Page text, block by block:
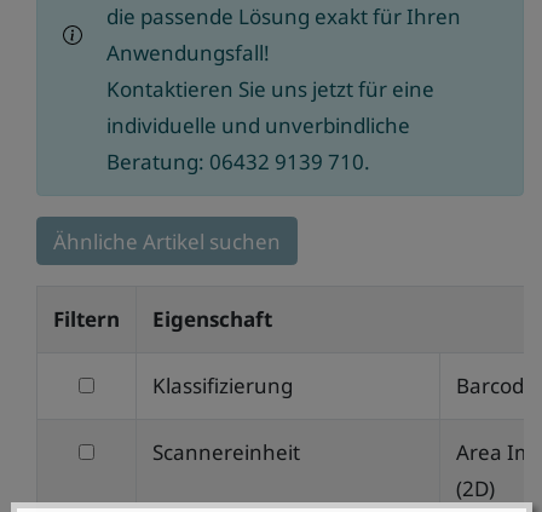
die passende Lösung exakt für Ihren
Anwendungsfall!
Kontaktieren Sie uns jetzt für eine
individuelle und unverbindliche
Beratung: 06432 9139 710.
Ähnliche Artikel suchen
Filtern Eigenschaft
filtern
Klassifizierung
Klassifizierung
filtern
Scannereinheit
Area
(2D)